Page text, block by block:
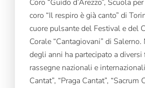
Coro “Guido d’Arezzo”, Scuola
coro “Il respiro è già canto” di
cuore pulsante del Festival e del
Corale “Cantagiovani” di Salerno.
degli anni ha partecipato a diversi
rassegne nazionali e
Cantat”, “Praga Cantat”, “Sacrum